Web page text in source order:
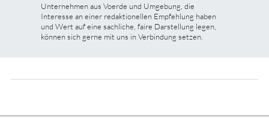
Unternehmen aus Voerde und Umgebung, die
Interesse an einer redaktionellen Empfehlung haben
und Wert auf eine sachliche, faire Darstellung legen,
können sich gerne mit uns in Verbindung setzen.